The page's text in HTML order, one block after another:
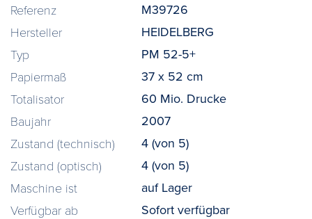
Referenz M39726
Hersteller HEIDELBERG
Typ PM 52-5+
Papiermaß 37 x 52 cm
Totalisator 60 Mio. Drucke
Baujahr 2007
Zustand (technisch) 4 (von 5)
Zustand (optisch) 4 (von 5)
Maschine ist auf Lager
Verfügbar ab Sofort verfügbar